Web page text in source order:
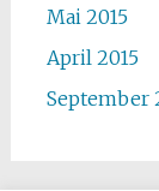
Mai 2015
April 2015
September